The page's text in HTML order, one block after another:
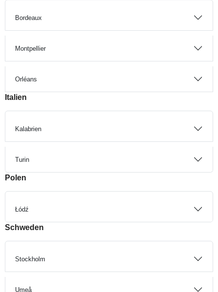
Bordeaux
Montpellier
Orléans
Italien
Kalabrien
Turin
Polen
Łódź
Schweden
Stockholm
Umeå